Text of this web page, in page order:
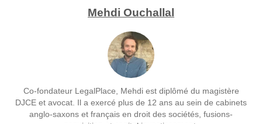
Mehdi Ouchallal
Co-fondateur LegalPlace, Mehdi est diplômé du magistère
DJCE et avocat. Il a exercé plus de 12 ans au sein de cabinets
anglo-saxons et français en droit des sociétés, fusions-